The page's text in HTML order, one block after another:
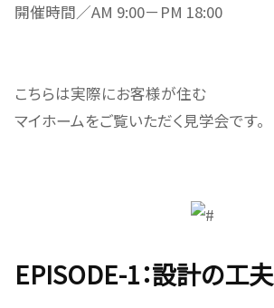
開催時間／AM 9:00－PM 18:00
こちらは実際にお客様が住む
マイホームをご覧いただく見学会です。
EPISODE-1：設計の工夫